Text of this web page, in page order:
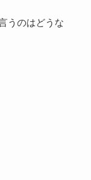
うのはどうな